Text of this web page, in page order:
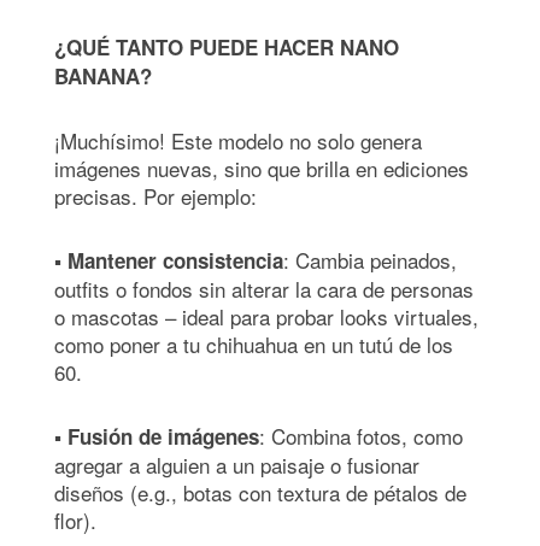
¿QUÉ TANTO PUEDE HACER NANO
BANANA?
¡Muchísimo! Este modelo no solo genera
imágenes nuevas, sino que brilla en ediciones
precisas. Por ejemplo:
▪ Mantener consistencia: Cambia peinados,
outfits o fondos sin alterar la cara de personas
o mascotas – ideal para probar looks virtuales,
como poner a tu chihuahua en un tutú de los
60.
▪ Fusión de imágenes: Combina fotos, como
agregar a alguien a un paisaje o fusionar
diseños (e.g., botas con textura de pétalos de
flor).